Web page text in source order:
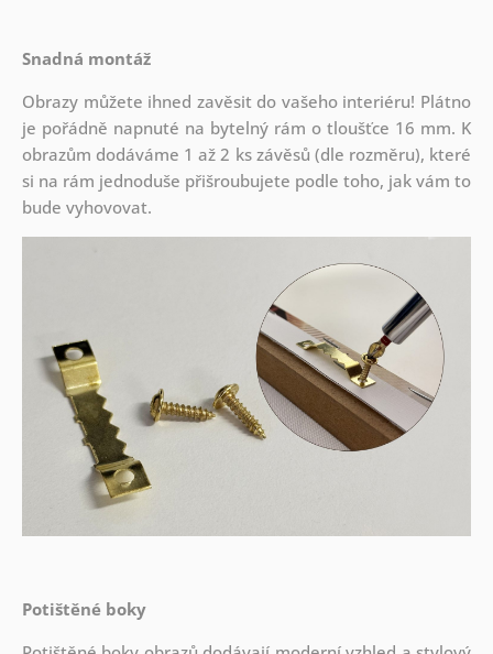
Snadná montáž
Obrazy můžete ihned zavěsit do vašeho interiéru! Plátno
je pořádně napnuté na bytelný rám o tloušťce 16 mm. K
obrazům dodáváme 1 až 2 ks závěsů (dle rozměru), které
si na rám jednoduše přišroubujete podle toho, jak vám to
bude vyhovovat.
Potištěné boky